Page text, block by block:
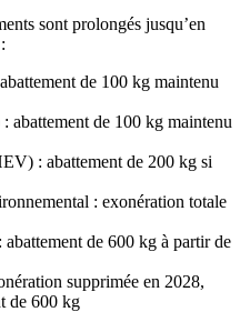
sont prolongés jusqu’en
de 100 kg maintenu
abattement de 100 kg maintenu
: abattement de 200 kg si
: exonération totale
de 600 kg à partir de
supprimée en 2028,
de 600 kg